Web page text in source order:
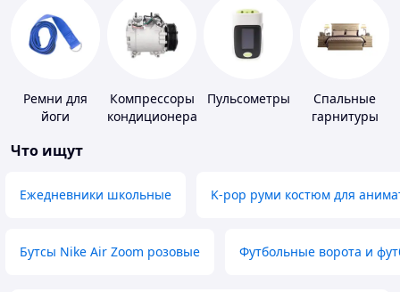
Ремни для
йоги
Компрессоры
кондиционера
Пульсометры
Спальные
гарнитуры
Что ищут
Ежедневники школьные K-pop руми костюм для
Бутсы Nike Air Zoom розовые Футбольные ворота и